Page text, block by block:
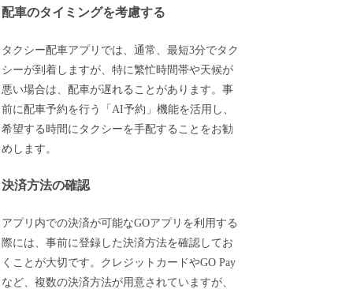
配車のタイミングを考慮する
タクシー配車アプリでは、通常、最短3分でタク
シーが到着しますが、特に繁忙時間帯や天候が
悪い場合は、配車が遅れることがあります。事
前に配車予約を行う「AI予約」機能を活用し、
希望する時間にタクシーを手配することをお勧
めします。
決済方法の確認
アプリ内での決済が可能なGOアプリを利用する
際には、事前に登録した決済方法を確認してお
くことが大切です。クレジットカードやGO Pay
など、複数の決済方法が用意されていますが、